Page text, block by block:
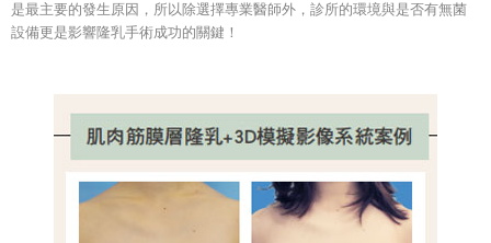
是最主要的發生原因，所以除選擇專業醫師外，診所的環境與是否有無菌
設備更是影響隆乳手術成功的關鍵！